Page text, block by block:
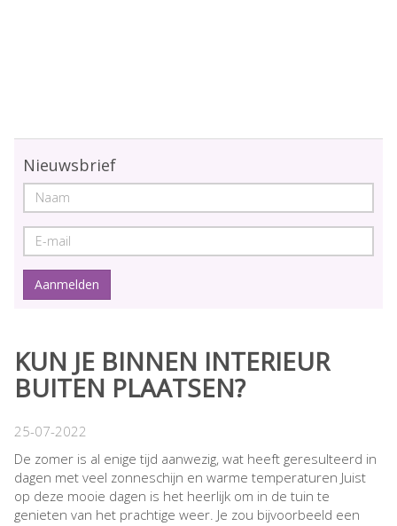
Nieuwsbrief
KUN JE BINNEN INTERIEUR
BUITEN PLAATSEN?
25-07-2022
De zomer is al enige tijd aanwezig, wat heeft geresulteerd in
dagen met veel zonneschijn en warme temperaturen Juist
op deze mooie dagen is het heerlijk om in de tuin te
genieten van het prachtige weer. Je zou bijvoorbeeld een